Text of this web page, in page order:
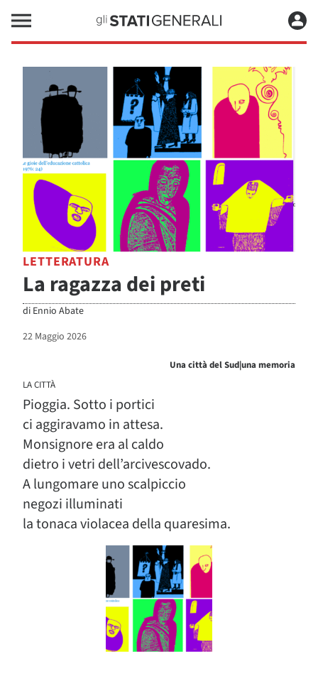
LETTERATURA
La ragazza dei preti
di Ennio Abate
22 Maggio 2026
Una città del Sud|una memoria
LA CITTÀ
Pioggia. Sotto i portici
ci aggiravamo in attesa.
Monsignore era al caldo
dietro i vetri dell’arcivescovado.
A lungomare uno scalpiccio
negozi illuminati
la tonaca violacea della quaresima.